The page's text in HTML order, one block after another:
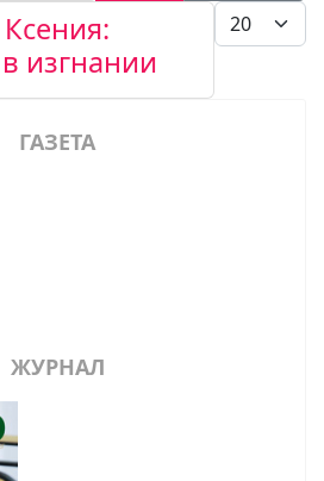
Кол-во
изгнании
ГАЗЕТА
ЖУРНАЛ